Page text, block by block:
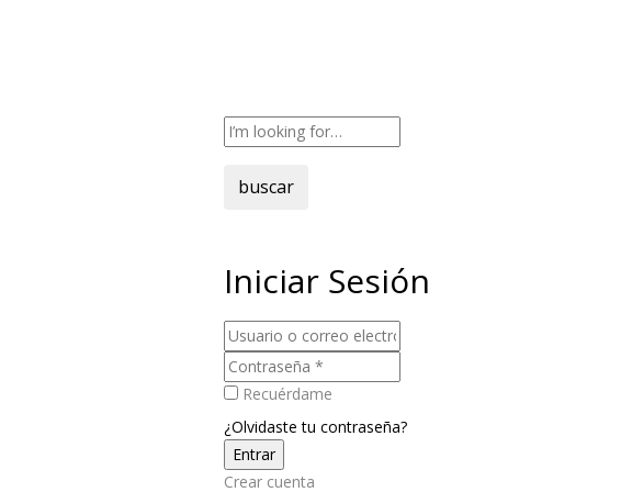
buscar
Iniciar Sesión
Recuérdame
¿Olvidaste tu contraseña?
Crear cuenta